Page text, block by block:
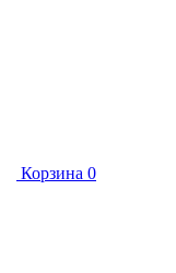
Корзина 0